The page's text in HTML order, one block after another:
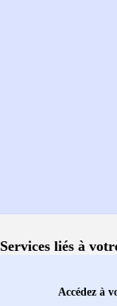
Services liés à
Accédez à